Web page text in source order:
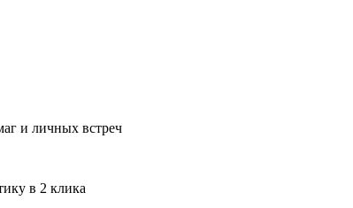
и личных встреч
в 2 клика